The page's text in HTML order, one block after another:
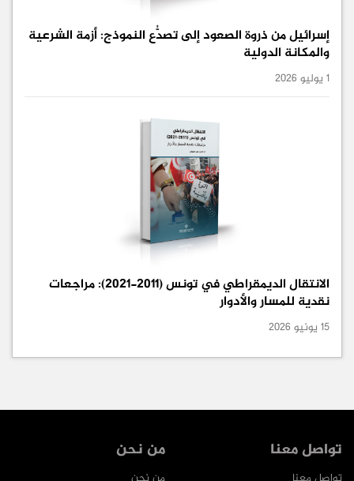
إسرائيل من ذروة الصعود إلى تصدُّع النموذج: أزمة الشرعية
والمكانة الدولية
1 يوليو 2026
الانتقال الديمقراطي في تونس (2011-2021): مراجعات
نقدية للمسار والأدوار
15 يونيو 2026
من نحن تواصل معنا